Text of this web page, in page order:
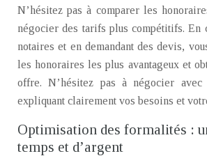
N’hésitez pas à comparer les
négocier des tarifs plus compétitifs. En
notaires et en demandant des devis,
les honoraires les plus avantageux et
offre. N’hésitez pas à négocier
expliquant clairement vos besoins et
Optimisation des formalités :
temps et d’argent